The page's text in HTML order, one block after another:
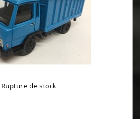
Rupture de stock